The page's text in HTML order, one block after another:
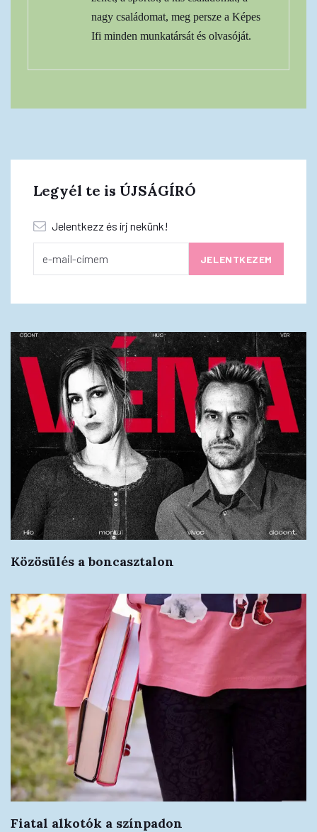
nagy családomat, meg persze a Képes
Ifi minden munkatársát és olvasóját.
Legyél te is ÚJSÁGÍRÓ
Jelentkezz és írj nekünk!
Közösülés a boncasztalon
Fiatal alkotók a színpadon